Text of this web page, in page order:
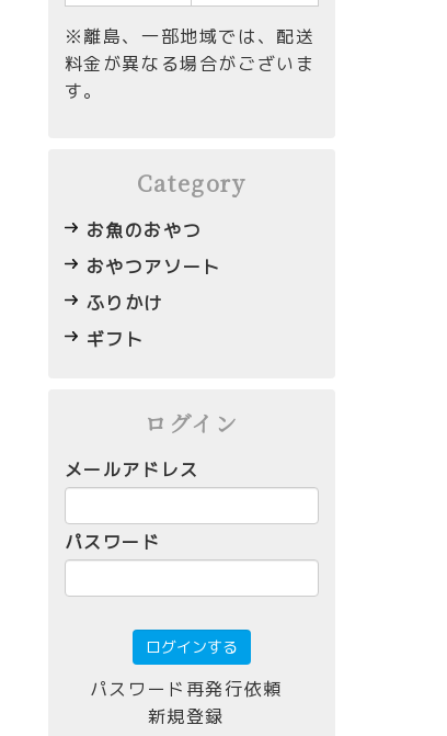
※離島、一部地域では、配送
料金が異なる場合がございま
す。
Category
お魚のおやつ
おやつアソート
ふりかけ
ギフト
ログイン
メールアドレス
パスワード
パスワード再発行依頼
新規登録